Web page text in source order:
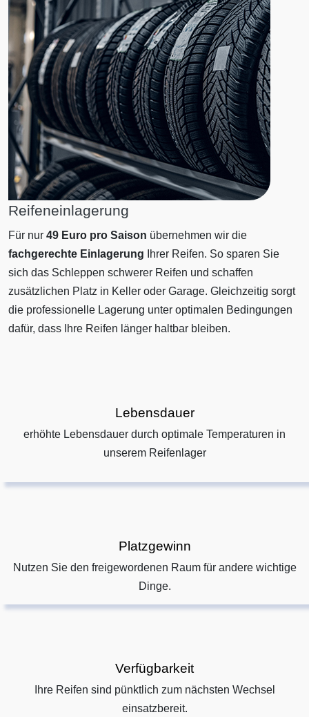
Reifeneinlagerung
Für nur 49 Euro pro Saison übernehmen wir die
fachgerechte Einlagerung Ihrer Reifen. So sparen Sie
sich das Schleppen schwerer Reifen und schaffen
zusätzlichen Platz in Keller oder Garage. Gleichzeitig sorgt
die professionelle Lagerung unter optimalen Bedingungen
dafür, dass Ihre Reifen länger haltbar bleiben.
Lebensdauer
erhöhte Lebensdauer durch optimale Temperaturen in
unserem Reifenlager
Platzgewinn
Nutzen Sie den freigewordenen Raum für andere wichtige
Dinge.
Verfügbarkeit
Ihre Reifen sind pünktlich zum nächsten Wechsel
einsatzbereit.